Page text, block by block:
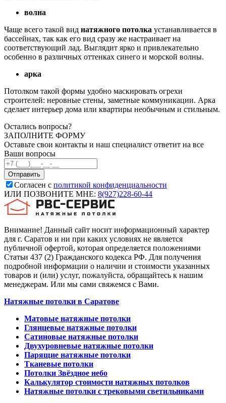
волна
Чаще всего такой вид натяжного потолка устанавливается в
бассейнах, так как его вид сразу же настраивает на
соответствующий лад. Выглядит ярко и привлекательно
особенно в различных оттенках синего и морской волны.
арка
Потолком такой формы удобно маскировать огрехи
строителей: неровные стены, заметные коммуникации. Арка
сделает интерьер дома или квартиры необычным и стильным.
Остались вопросы?
ЗАПОЛНИТЕ ФОРМУ
Оставьте свои контакты и наш специалист ответит на все
Ваши вопросы
Согласен с политикой конфиденциальности
ИЛИ ПОЗВОНИТЕ МНЕ: 8(927)228-60-44
Внимание! Данный сайт носит информационный характер
для г. Саратов и ни при каких условиях не является
публичной офертой, которая определяется положениями
Статьи 437 (2) Гражданского кодекса РФ. Для получения
подробной информации о наличии и стоимости указанных
товаров и (или) услуг, пожалуйста, обращайтесь к нашим
менеджерам. Или мы сами свяжемся с Вами.
Натяжные потолки в Саратове
Матовые натяжные потолки
Глянцевые натяжные потолки
Сатиновые натяжные потолки
Двухуровневые натяжные потолки
Парящие натяжные потолки
Тканевые потолки
Потолки Звёздное небо
Калькулятор стоимости натяжных потолков
Натяжные потолки с трековыми светильниками